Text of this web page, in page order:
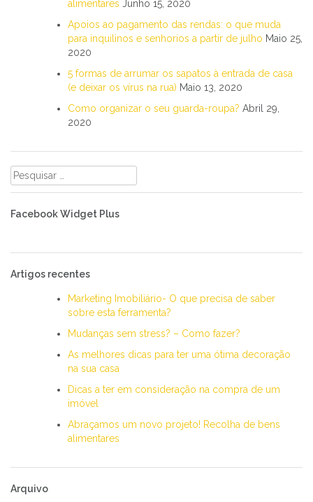
alimentares Junho 15, 2020
Apoios ao pagamento das rendas: o que muda
para inquilinos e senhorios a partir de julho Maio 25,
2020
5 formas de arrumar os sapatos à entrada de casa
(e deixar os vírus na rua) Maio 13, 2020
Como organizar o seu guarda-roupa? Abril 29,
2020
Pesquisar
por:
Facebook Widget Plus
Artigos recentes
Marketing Imobiliário- O que precisa de saber
sobre esta ferramenta?
Mudanças sem stress? – Como fazer?
As melhores dicas para ter uma ótima decoração
na sua casa
Dicas a ter em consideração na compra de um
imóvel
Abraçamos um novo projeto! Recolha de bens
alimentares
Arquivo